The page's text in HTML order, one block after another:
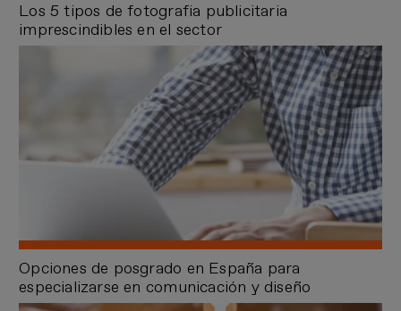
Los 5 tipos de fotografia publicitaria
imprescindibles en el sector
Opciones de posgrado en España para
especializarse en comunicación y diseño